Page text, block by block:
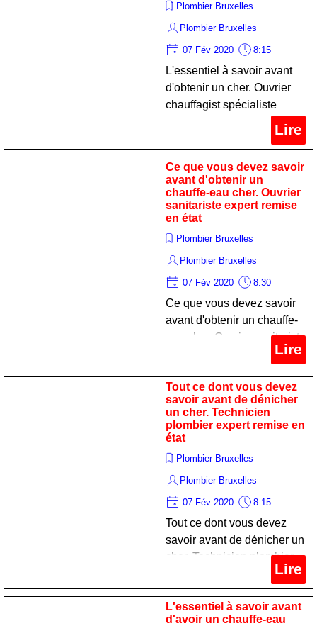
Plombier Bruxelles
Plombier Bruxelles
07 Fév 2020 8:15
L'essentiel à savoir avant
d'obtenir un cher. Ouvrier
chauffagist spécialiste
Lire
Ce que vous devez savoir
avant d'obtenir un
chauffe-eau cher. Ouvrier
sanitariste expert remise
en état
Plombier Bruxelles
Plombier Bruxelles
07 Fév 2020 8:30
Ce que vous devez savoir
avant d'obtenir un chauffe-
eau cher. Ouvrier sanitariste
Lire
Tout ce dont vous devez
savoir avant de dénicher
un cher. Technicien
plombier expert remise en
état
Plombier Bruxelles
Plombier Bruxelles
07 Fév 2020 8:15
Tout ce dont vous devez
savoir avant de dénicher un
cher. Technicien plombier
Lire
L'essentiel à savoir avant
d'avoir un chauffe-eau